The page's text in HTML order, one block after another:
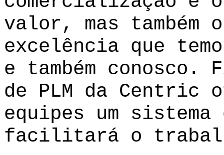
valor, mas também
excelência que
e também conosco.
de PLM da Centric
equipes um
facilitará o